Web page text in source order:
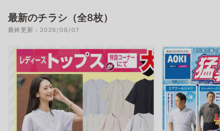
最新のチラシ（全8枚）
最終更新：2026/08/07